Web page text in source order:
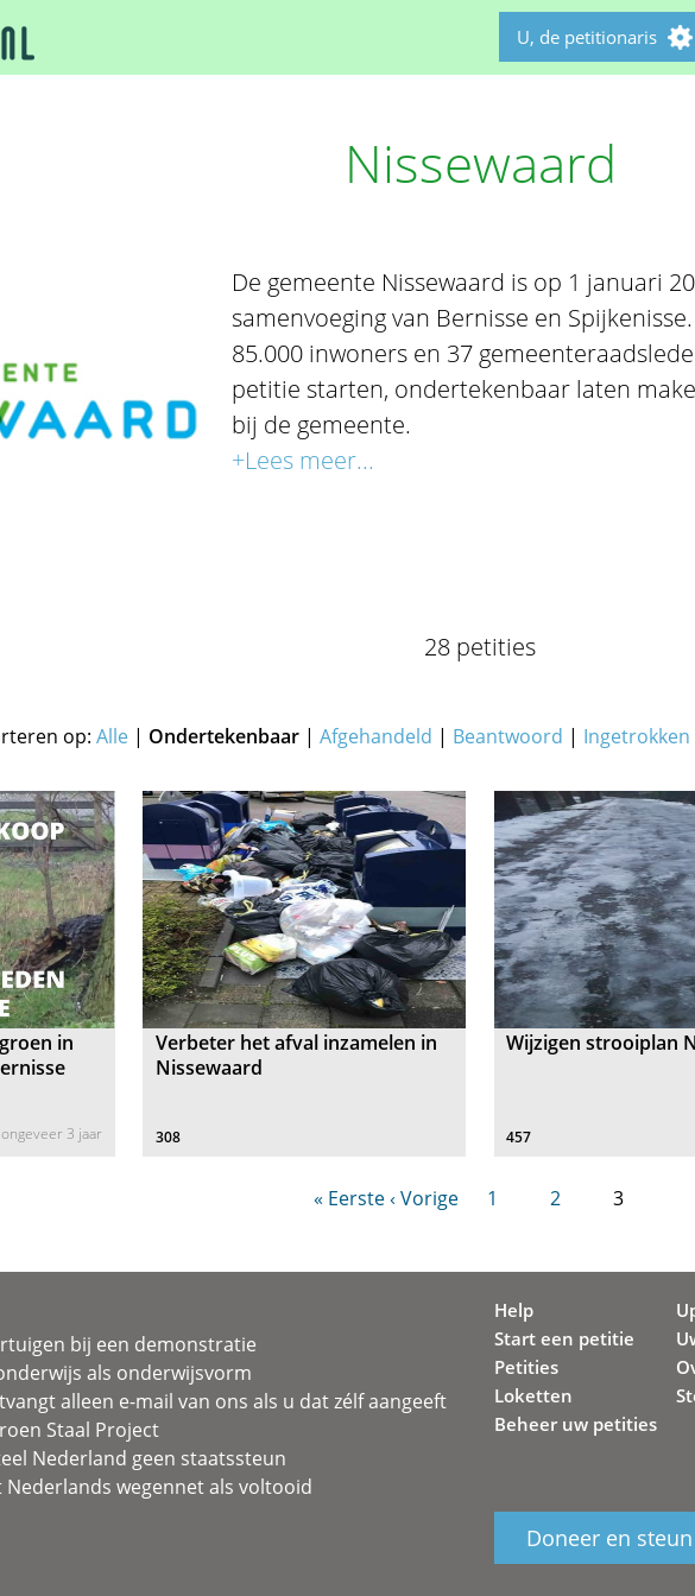
U, de petitionaris
Nissewaard
De gemeente Nissewaard is op 1 januari
samenvoeging van Bernisse en
85.000 inwoners en 37
petitie starten, ondertekenbaar laten
bij de gemeente.
+Lees meer...
28 petities
op: Alle | Ondertekenbaar | Afgehandeld | Beantwoord | Ingetrokken
in
ongeveer 3 jaar
Verbeter het afval inzamelen in
Nissewaard
308
Wijzigen strooiplan
457
« Eerste ‹ Vorige 1 2 3
bij een demonstratie
als onderwijsvorm
alleen e-mail van ons als u dat zélf aangeeft
Staal Project
Nederland geen staatssteun
Nederlands wegennet als voltooid
Help
Start een petitie
Petities
Loketten
Beheer uw petities
Doneer en